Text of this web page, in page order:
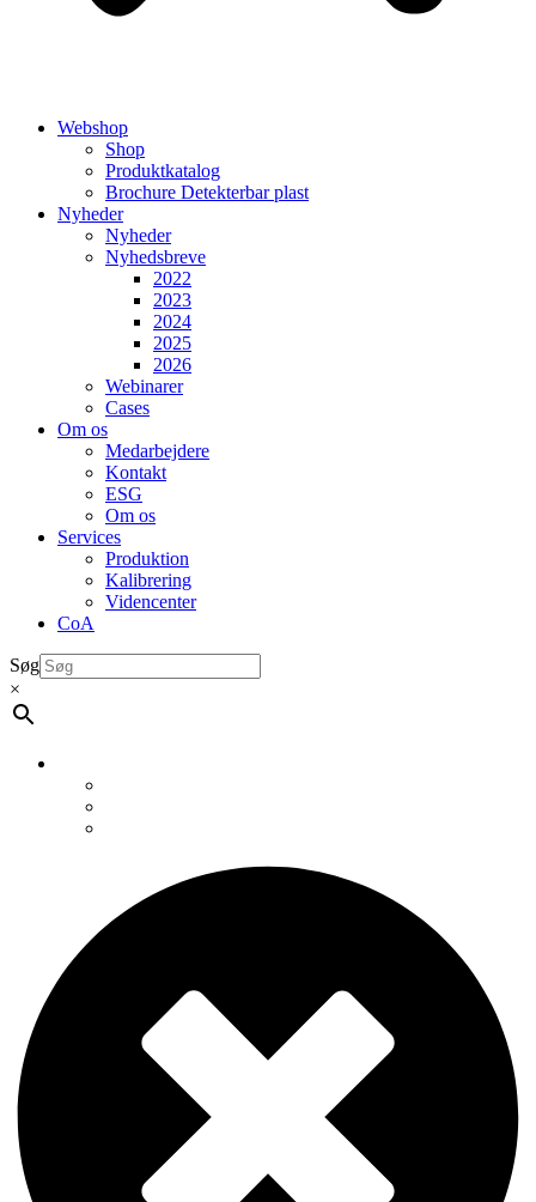
Webshop
Shop
Produktkatalog
Brochure Detekterbar plast
Nyheder
Nyheder
Nyhedsbreve
2022
2023
2024
2025
2026
Webinarer
Cases
Om os
Medarbejdere
Kontakt
ESG
Om os
Services
Produktion
Kalibrering
Videncenter
CoA
Søg
×